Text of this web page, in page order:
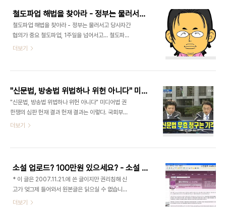
한 가지 사안에 대해서 이렇게 갈리는 것은 좀 이해가
가지 않았다. 촛불집회때는 불법이냐 아니냐를 따지
는 것이 좀 달랐다. 정당한 집회마저도 막을 수 있는
초 헌법적 권력이 경찰에게 있기 때문에, 불법이냐 아
니냐는 어차피 경찰의 판단에 달렸다. 물론, 지금은
많은 사람들이 '전과자(벌금형도 전과에 해당)'가 되
철도파업 해법을 찾아라 - 정부는 물러서고 당사자간 협의하라
철도파업 해법을 찾아라 - 정부는 물러서고 당사자간
협의가 중요 철도파업, 1주일을 넘어서고... 철도파업
이 1주일을 넘어서면서, 상당히 많은 잡음이 들려오
별로 없는 담화문까지 발표했다. 그리고 다시 "불법
파업"이란 단어를 계속 강조했다. 이상한 부분은, 민
주노총 등에서 내어 놓는 보도자료에는 "합법적인 파
업인데 정부가 무리하게 막으려 한다"는 내용도 포함
되어 있다는 것이다. 예전같으면 "불법이긴 한데.. 어
누구 말이 맞나? 이에 대해서는 자세한 설명이 되어
더보기
"신문법, 방송법 위법하나 위헌 아니다" 미디어법 권한쟁의 심판 헌재 결과
"신문법, 방송법 위법하나 위헌 아니다" 미디어법 권
한쟁의 심판 헌재 결과 헌재 결과는 이렇다. 국회부의
장에 대한 심판 청구는 부적법 신문법 신문법 제안 취
방송법 심의토론 생략 적법 (다섯명) 방송법 일사부
재의 위배 심의 표결권 심의표결권 6:3 침해 인정 방
송법 무효청구 7:2 기각 IPTV법 IPTV법 심의표결
권 침해 4:5 기각 이미 알던 이야기.. 이미 오전부터
트위터에는 미디어법 관련 헌재 판결이 기각으로 나
더보기
소설 업로드? 100만원 있으세요? - 소설 업로드 하다간 큰 코 다친다
* 이 글은 2007.11.21.에 쓴 글이지만 권리침해 신
고가 엊그제 들어와서 원본글은 읽으실 수 없습니다.
그래서 문제가 된 부분을 삭제하고 다시 올립니다. 이
더보기